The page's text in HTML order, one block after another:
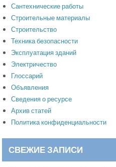
Сантехнические работы
Строительные материалы
Строительство
Техника безопасности
Эксплуатация зданий
Электричество
Глоссарий
Объявления
Сведения о ресурсе
Архив статей
Политика конфиденциальности
СВЕЖИЕ ЗАПИСИ